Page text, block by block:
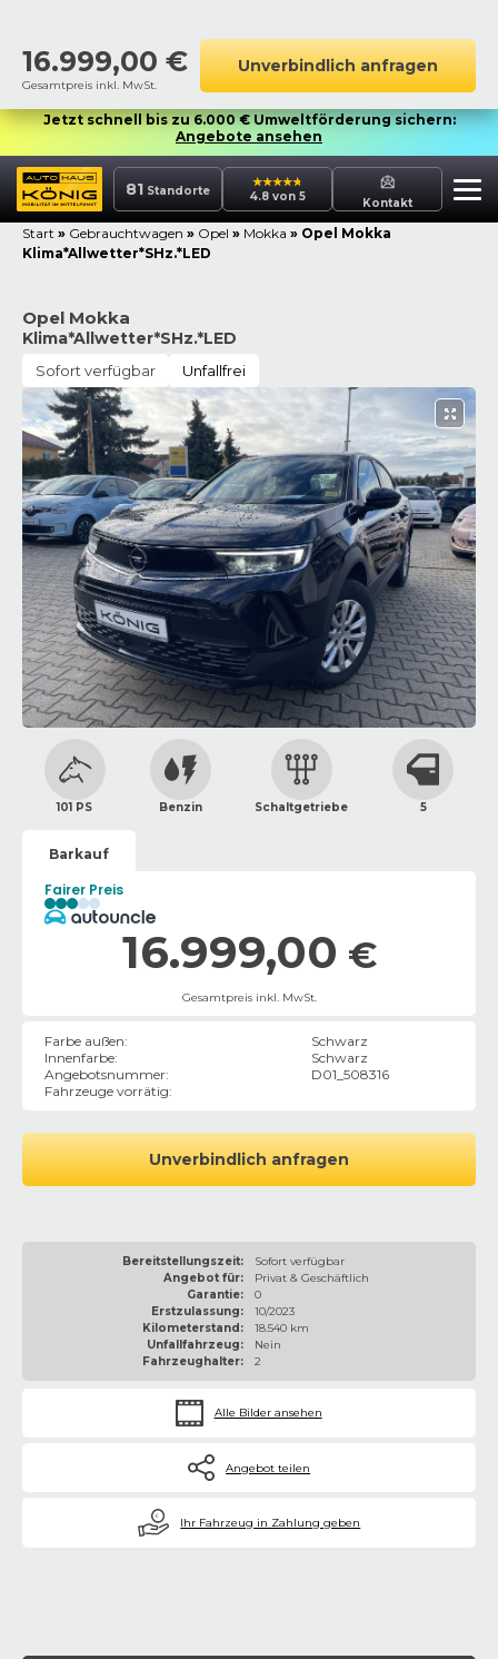
16.999,00 €
Gesamtpreis inkl. MwSt.
Unverbindlich anfragen
Jetzt schnell bis zu 6.000 € Umweltförderung sichern:
Angebote ansehen
81 Standorte 4.8 von 5 Kontakt
Start » Gebrauchtwagen » Opel » Mokka » Opel Mokka
Klima*Allwetter*SHz.*LED
Opel Mokka
Klima*Allwetter*SHz.*LED
Sofort verfügbar Unfallfrei
101 PS Benzin Schaltgetriebe 5
Barkauf
Fairer Preis
16.999,00 €
Gesamtpreis inkl. MwSt.
Farbe außen:
Schwarz
Innenfarbe:
Schwarz
Angebotsnummer:
D01_508316
Fahrzeuge vorrätig:
Unverbindlich anfragen
Bereitstellungszeit:
Sofort verfügbar
Angebot für:
Privat & Geschäftlich
Garantie:
0
Erstzulassung:
10/2023
Kilometerstand:
18.540 km
Unfallfahrzeug:
Nein
Fahrzeughalter:
2
Alle Bilder ansehen
Angebot teilen
€ Ihr Fahrzeug in Zahlung geben